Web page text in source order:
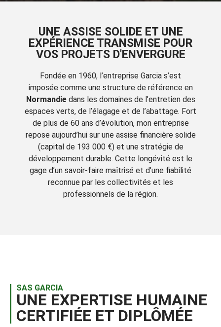
UNE ASSISE SOLIDE ET UNE
EXPÉRIENCE TRANSMISE POUR
VOS PROJETS D'ENVERGURE
Fondée en 1960, l’entreprise Garcia s’est
imposée comme une structure de référence en
Normandiedans les domaines de l’entretien des
espaces verts, de l’élagage et de l’abattage. Fort
de plus de 60 ans d’évolution, mon entreprise
repose aujourd’hui sur une assise financière solide
(capital de 193 000 €) et une stratégie de
développement durable. Cette longévité est le
gage d’un savoir-faire maîtrisé et d’une fiabilité
reconnue par les collectivités et les
professionnels de la région.
SAS GARCIA
UNE EXPERTISE HUMAINE
CERTIFIÉE ET DIPLÔMÉE